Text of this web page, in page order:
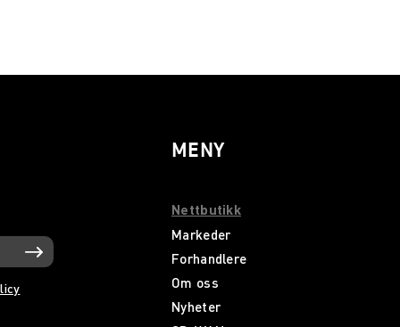
MENY
Nettbutikk
Markeder
Forhandlere
Om oss
Nyheter